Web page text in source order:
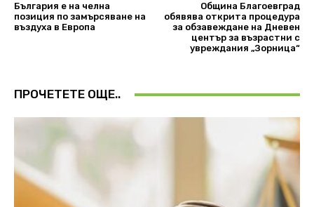
България е на челна
позиция по замърсяване на
въздуха в Европа
Община Благоевград
обявява открита процедура
за обзавеждане на Дневен
център за възрастни с
увреждания „Зорница“
ПРОЧЕТЕТЕ ОЩЕ..